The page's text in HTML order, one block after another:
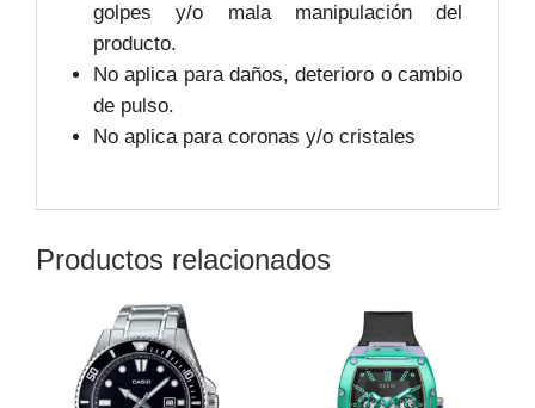
golpes y/o mala manipulación del
producto.
No aplica para daños, deterioro o cambio
de pulso.
No aplica para coronas y/o cristales
Productos relacionados